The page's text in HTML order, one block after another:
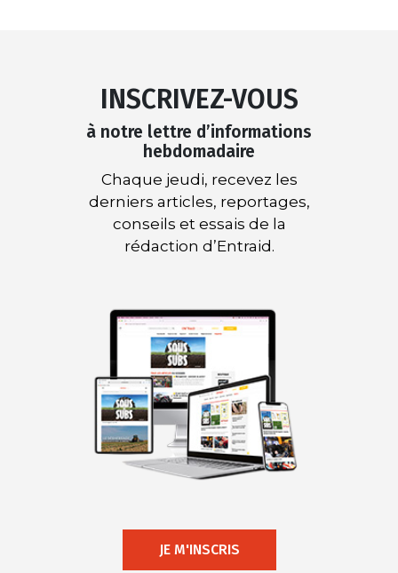
INSCRIVEZ-VOUS
à notre lettre d’informations
hebdomadaire
Chaque jeudi, recevez les
derniers articles, reportages,
conseils et essais de la
rédaction d’Entraid.
JE M'INSCRIS